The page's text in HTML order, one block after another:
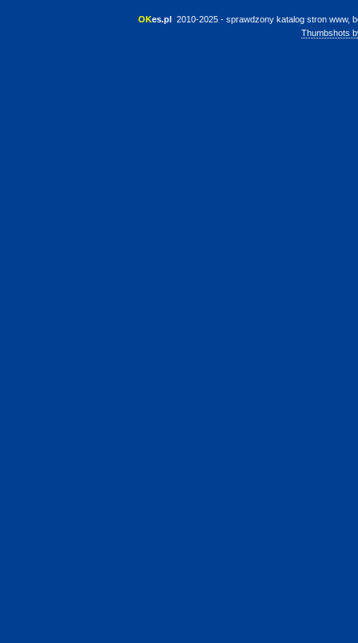
OKes.pl 2010-2025 - sprawdzony katalog stron www,
Thumbshots